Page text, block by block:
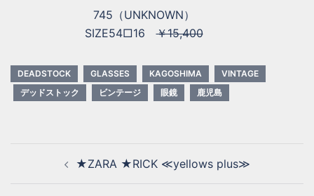
745（UNKNOWN）
SIZE54□16￥15,400
DEADSTOCK GLASSES KAGOSHIMA
VINTAGE
デッドストック
ビンテージ 眼鏡 鹿児島
★ZARA ★RICK ≪yellows plus≫